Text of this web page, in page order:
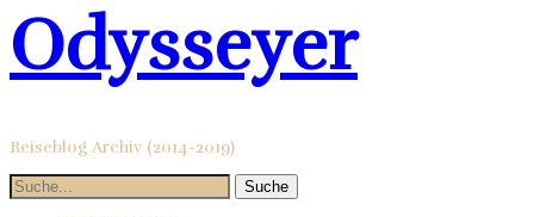
Odysseyer
Reiseblog Archiv (2014-2019)